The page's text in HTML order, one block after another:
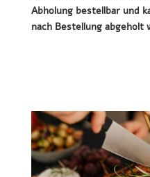
Abholung bestellbar und
nach Bestellung abgeholt